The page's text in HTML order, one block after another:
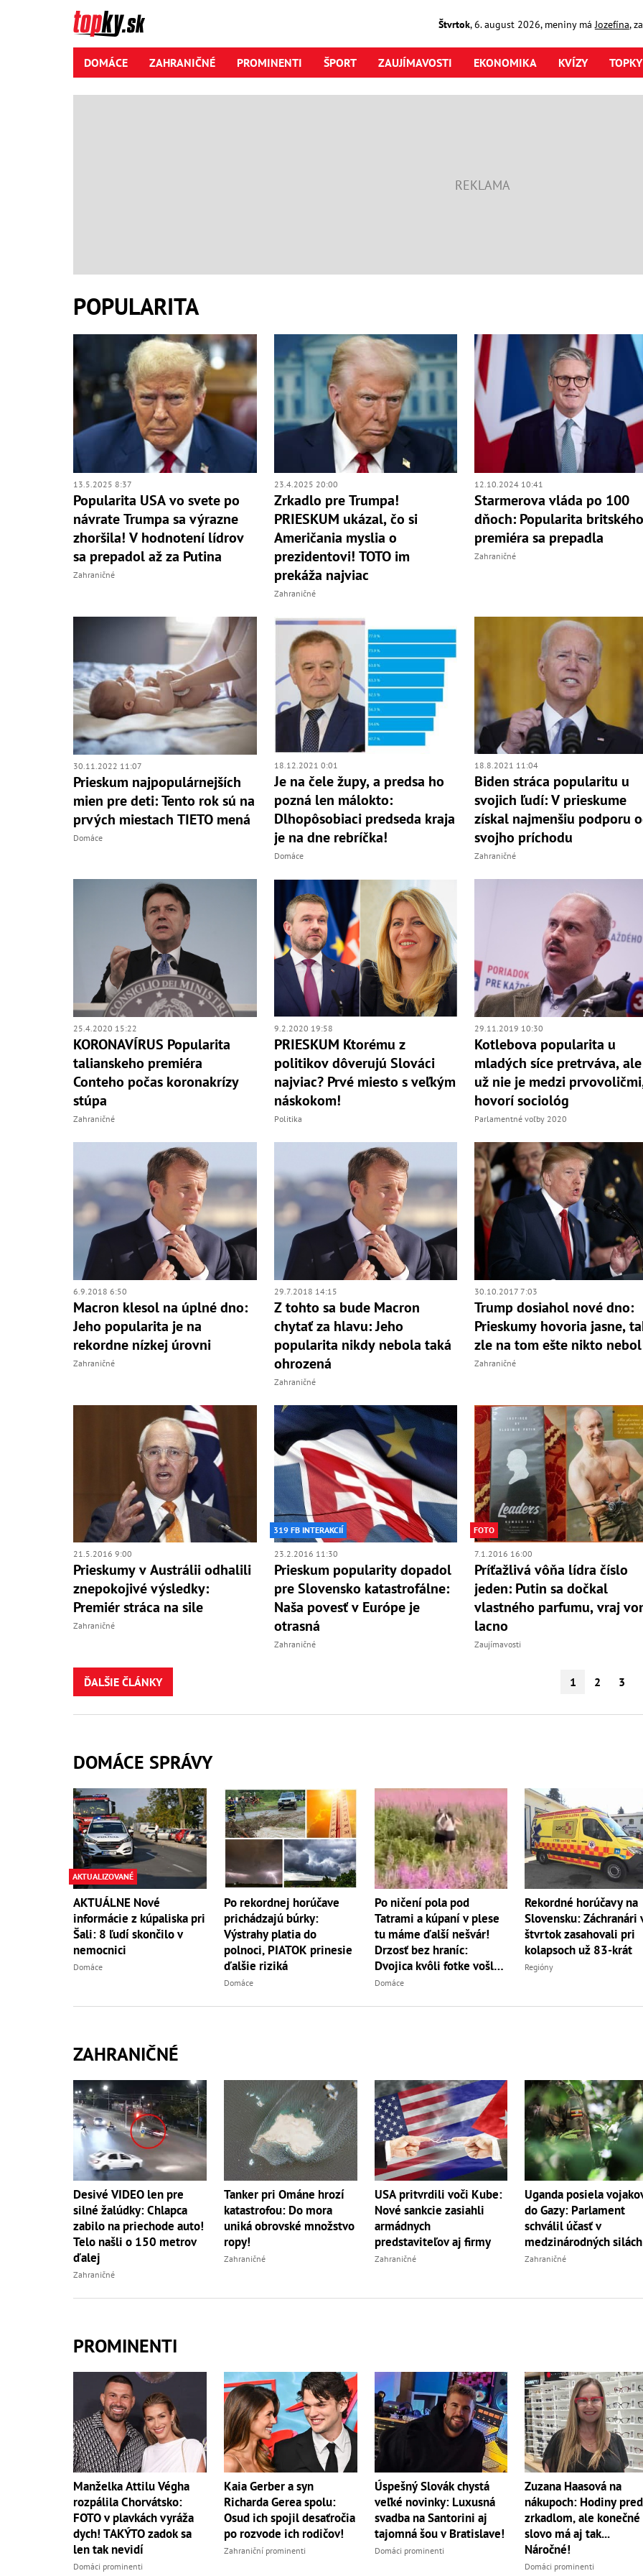
Štvrtok,6. august2026, meniny má Jozefína,
DOMÁCE ZAHRANIČNÉ PROMINENTI ŠPORT ZAUJÍMAVOSTI EKONOMIKA KVÍZY
POPULARITA
13.5.2025 8:37
Popularita USA vo svete po
návrate Trumpa sa výrazne
zhoršila! V hodnotení lídrov
sa prepadol až za Putina
Zahraničné
23.4.2025 20:00
Zrkadlo pre Trumpa!
PRIESKUM ukázal, čo si
Američania myslia o
prezidentovi! TOTO im
prekáža najviac
Zahraničné
12.10.2024 10:41
Starmerova vláda po 100
dňoch: Popularita
premiéra sa prepadla
Zahraničné
30.11.2022 11:07
Prieskum najpopulárnejších
mien pre deti: Tento rok sú na
prvých miestach TIETO mená
Domáce
18.12.2021 0:01
Je na čele župy, a predsa ho
pozná len málokto:
Dlhopôsobiaci predseda kraja
je na dne rebríčka!
Domáce
18.8.2021 11:04
Biden stráca popularitu u
svojich ľudí: V prieskume
získal najmenšiu podporu
svojho príchodu
Zahraničné
25.4.2020 15:22
KORONAVÍRUS Popularita
talianskeho premiéra
Conteho počas koronakrízy
stúpa
Zahraničné
9.2.2020 19:58
PRIESKUM Ktorému z
politikov dôverujú Slováci
najviac? Prvé miesto s veľkým
náskokom!
Politika
29.11.2019 10:30
Kotlebova popularita u
mladých síce pretrváva, ale
už nie je medzi
hovorí sociológ
Parlamentné voľby 2020
6.9.2018 6:50
Macron klesol na úplné dno:
Jeho popularita je na
rekordne nízkej úrovni
Zahraničné
29.7.2018 14:15
Z tohto sa bude Macron
chytať za hlavu: Jeho
popularita nikdy nebola taká
ohrozená
Zahraničné
30.10.2017 7:03
Trump dosiahol nové dno:
Prieskumy hovoria jasne,
zle na tom ešte nikto nebol
Zahraničné
21.5.2016 9:00
Prieskumy v Austrálii odhalili
znepokojivé výsledky:
Premiér stráca na sile
Zahraničné
319 FB INTERAKCIÍ
23.2.2016 11:30
Prieskum popularity dopadol
pre Slovensko katastrofálne:
Naša povesť v Európe je
otrasná
Zahraničné
FOTO
7.1.2016 16:00
Príťažlivá vôňa lídra číslo
jeden: Putin sa dočkal
vlastného parfumu, vraj
lacno
Zaujímavosti
ĎALŠIE ČLÁNKY 1 2 3
DOMÁCE SPRÁVY
AKTUALIZOVANÉ
AKTUÁLNE Nové
informácie z kúpaliska pri
Šali: 8 ľudí skončilo v
nemocnici
Domáce
Po rekordnej horúčave
prichádzajú búrky:
Výstrahy platia do
polnoci, PIATOK prinesie
ďalšie riziká
Domáce
Po ničení pola pod
Tatrami a kúpaní v plese
tu máme ďalší nešvár!
Drzosť bez hraníc:
Dvojica kvôli fotke vošla
do...
Domáce
Rekordné horúčavy na
Slovensku: Záchranári
štvrtok zasahovali pri
kolapsoch už 83-krát
Regióny
ZAHRANIČNÉ
Desivé VIDEO len pre
silné žalúdky: Chlapca
zabilo na priechode auto!
Telo našli o 150 metrov
ďalej
Zahraničné
Tanker pri Ománe hrozí
katastrofou: Do mora
uniká obrovské množstvo
ropy!
Zahraničné
USA pritvrdili voči Kube:
Nové sankcie zasiahli
armádnych
predstaviteľov aj firmy
Zahraničné
Uganda posiela
do Gazy: Parlament
schválil účasť v
medzinárodných silách
Zahraničné
PROMINENTI
Manželka Attilu Végha
rozpálila Chorvátsko:
FOTO v plavkách vyráža
dych! TAKÝTO zadok sa
len tak nevidí
Domáci prominenti
Kaia Gerber a syn
Richarda Gerea spolu:
Osud ich spojil desaťročia
po rozvode ich rodičov!
Zahraniční prominenti
Úspešný Slovák chystá
veľké novinky: Luxusná
svadba na Santorini aj
tajomná šou v Bratislave!
Domáci prominenti
Zuzana Haasová na
nákupoch: Hodiny pred
zrkadlom, ale konečné
slovo má aj tak...
Náročné!
Domáci prominenti